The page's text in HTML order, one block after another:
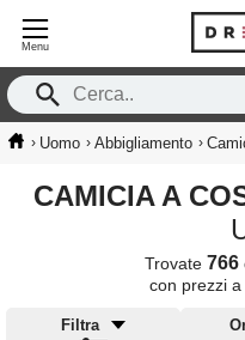
Menu
› Uomo › Abbigliamento ›
CAMICIA A
Trovate 766
con prezzi
Filtra